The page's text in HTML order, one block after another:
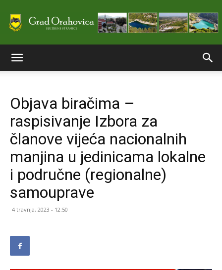
stranice
Grada
Objava biračima –
raspisivanje Izbora za
članove vijeća nacionalnih
manjina u jedinicama lokalne
i područne (regionalne)
samouprave
4 travnja, 2023 - 12:50